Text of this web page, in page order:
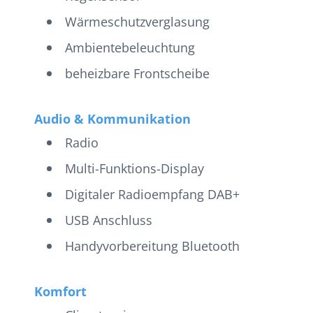
Wärmeschutzverglasung
Ambientebeleuchtung
beheizbare Frontscheibe
Audio & Kommunikation
Radio
Multi-Funktions-Display
Digitaler Radioempfang DAB+
USB Anschluss
Handyvorbereitung Bluetooth
Komfort